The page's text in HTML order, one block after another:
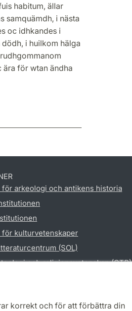
korrekt och för att förbättra din
habitum, ällar
samquämdh, i nästa
oc idhkandes i
i huilkom hälga
för wtan ändha
arkeologi och antikens historia
kulturvetenskaper
(SOL)
och religionsvetenskap (CTR)